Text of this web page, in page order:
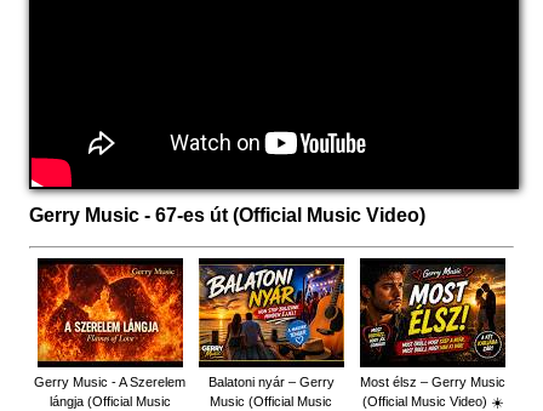
Gerry Music - 67-es út (Official Music Video)
Gerry Music - A Szerelem
lángja (Official Music
Balatoni nyár – Gerry
Music (Official Music
Most élsz – Gerry Music
(Official Music Video) ☀️